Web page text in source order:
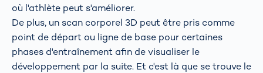
où l'athlète peut s'améliorer.
De plus, un scan corporel 3D peut être pris comme
point de départ ou ligne de base pour certaines
phases d'entraînement afin de visualiser le
développement par la suite. Et c'est là que se trouve le